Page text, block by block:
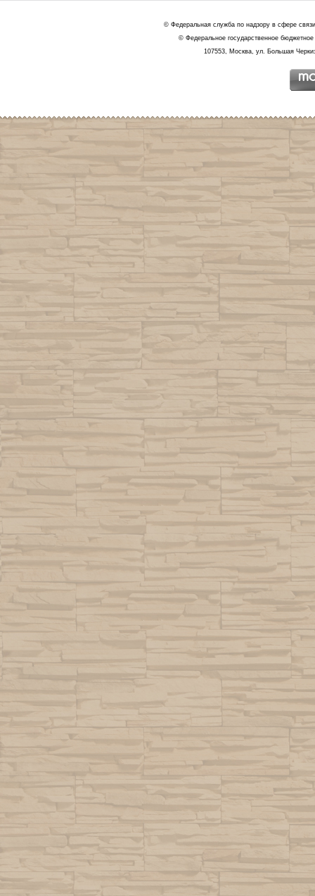
© Федеральная служба по надзору в сфере
© Федеральное государственное
107553, Москва, ул. Большая